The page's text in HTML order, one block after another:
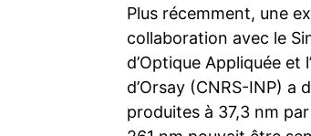
Plus récemment, une
collaboration avec le
d’Optique Appliquée et
d’Orsay (CNRS-INP) a
produites à 37,3 nm